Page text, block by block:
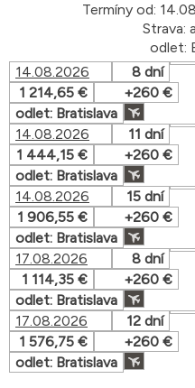
Termíny od:
Strava:
odlet:
14.08.2026
8 dní
1 214,65 €
+260 €
odlet: Bratislava
14.08.2026
11 dní
1 444,15 €
+260 €
odlet: Bratislava
14.08.2026
15 dní
1 906,55 €
+260 €
odlet: Bratislava
17.08.2026
8 dní
1 114,35 €
+260 €
odlet: Bratislava
17.08.2026
12 dní
1 576,75 €
+260 €
odlet: Bratislava